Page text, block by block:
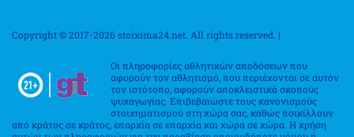
Copyright © 2017-2026 stoixima24.net. All rights reserved. |
Οι πληροφορίες αθλητικών αποδόσεων που
αφορούν τον αθλητισμό, που περιέχονται σε αυτόν
τον ιστότοπο, αφορούν αποκλειστικά σκοπούς
ψυχαγωγίας. Επιβεβαιώστε τους κανονισμούς
στοιχηματισμού στη χώρα σας, καθώς ποικίλλουν
από κράτος σε κράτος, επαρχία σε επαρχία και χώρα σε χώρα. Η χρήση